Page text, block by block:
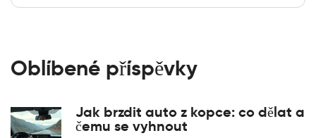
Oblíbené příspěvky
Jak brzdit auto z kopce: co dělat a
čemu se vyhnout